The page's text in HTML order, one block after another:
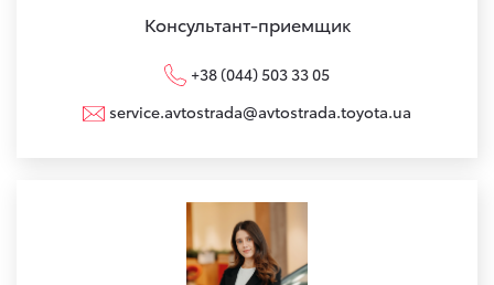
Консультант-приемщик
+38 (044) 503 33 05
service.avtostrada@avtostrada.toyota.ua